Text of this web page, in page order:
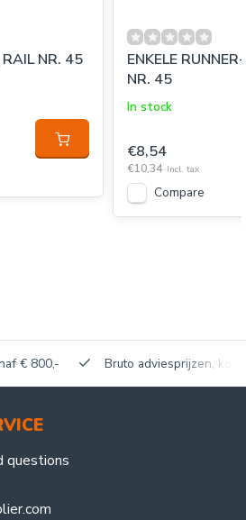
RAIL NR. 45
ENKELE
NR. 45
In stock
€8,54
€10,34 Incl. tax
Compare
€ 800,- Bruto adviesprijzen,
questions